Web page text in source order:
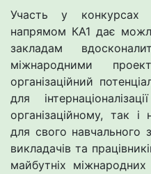
Участь у конкурсах
напрямом КА1 дає
закладам
міжнародними
організаційний
для
організаційному, так і
для свого навчального
викладачів та
майбутніх